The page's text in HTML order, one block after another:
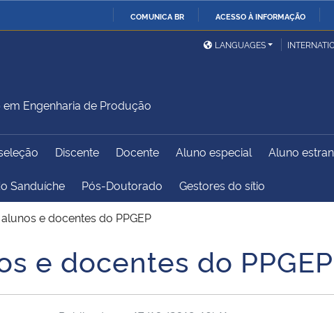
COMUNICA BR ACESSO À INFORMAÇÃO
Ministério da Defesa
Ministério das Relações
Exteriores
Desenvolvimento Regional
Controladoria-Geral da
União
LANGUAGES
Engenharia de Produção
Discente Docente Aluno especial Aluno
Sanduíche Pós-Doutorado Gestores do sítio
e docentes do PPGEP
e docentes do PPGEP